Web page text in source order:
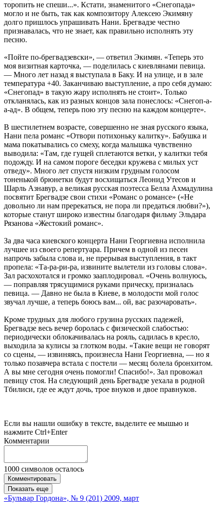
торопить не спеши...». Кстати, знаменитого «Снегопада»
могло и не быть, так как композитору Алексею Экимяну
долго пришлось упрашивать Нани. Брегвадзе честно
признавалась, что не знает, как правильно исполнять эту
песню.
«Пойте по-брегвадзевски», — ответил Экимян. «Теперь это
моя визитная карточка, — поделилась с киевлянами певица.
— Много лет назад я выступала в Баку. И на улице, и в зале
температура +40. Заканчиваю выступление, а про себя думаю:
«Снегопад» в такую жару исполнять не стоит». Только
откланялась, как из разных концов зала понеслось: «Снегоп-а-
а-ад». В общем, теперь пою эту песню на каждом концерте».
В шестилетнем возрасте, совершенно не зная русского языка,
Нани пела романс «Отвори потихоньку калитку». Бабушка и
мама покатывались со смеху, когда малышка чувственно
выводила: «Там, где гущей сплетаются ветки, у калитки тебя
подожду. И на самом пороге беседки кружева с милых уст
отведу». Много лет спустя низким грудным голосом
тоненькой брюнетки будут восхищаться Леонид Утесов и
Шарль Азнавур, а великая русская поэтесса Белла Ахмадулина
посвятит Брегвадзе свои стихи «Романс о романсе» («Не
довольно ли нам пререкаться, не пора ли предаться любви?»),
которые станут широко известны благодаря фильму Эльдара
Рязанова «Жестокий романс».
За два часа киевского концерта Нани Георгиевна исполнила
лучшее из своего репертуара. Причем в одной из песен
напрочь забыла слова и, не прерывая выступления, в такт
пропела: «Та-ра-ри-ра, извините вылетели из головы слова».
Зал расхохотался и громко зааплодировал. «Очень волнуюсь,
— поправляя трясущимися руками прическу, призналась
певица. — Давно не была в Киеве, в молодости мой голос
звучал лучше, а теперь боюсь вам... ой, вас разочаровать».
Кроме трудных для любого грузина русских падежей,
Брегвадзе весь вечер боролась с физической слабостью:
периодически облокачивалась на рояль, садилась в кресло,
выходила за кулисы за глотком воды. «Такие вещи не говорят
со сцены, — извиняясь, произнесла Нани Георгиевна, — но я
только позавчера встала с постели — месяц болела бронхитом.
А вы мне сегодня очень помогли! Спасибо!». Зал провожал
певицу стоя. На следующий день Брегвадзе уехала в родной
Тбилиси, где ее ждут дочь, трое внуков и двое правнуков.
Если вы нашли ошибку в тексте, выделите ее мышью и
нажмите Ctrl+Enter
Комментарии
1000 символов осталось
Комментировать
Показать еще
«Бульвар Гордона», № 9 (201) 2009, март